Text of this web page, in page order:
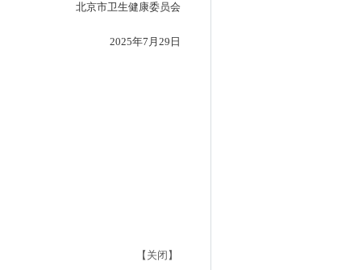
北京市卫生健康委员会
2025年7月29日
【关闭】